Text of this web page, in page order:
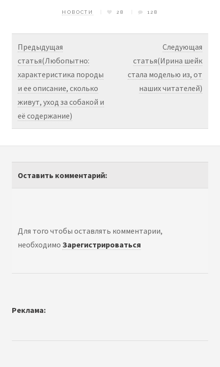
НОВОСТИ 28 128
Предыдущая
статья(Любопытно:
характеристика породы
и ее описание, сколько
живут, уход за собакой и
её содержание)
Следующая
статья(Ирина шейк
стала моделью из, от
наших читателей)
Оставить комментарий:
Для того чтобы оставлять комментарии,
необходимо Зарегистрироваться
Реклама: